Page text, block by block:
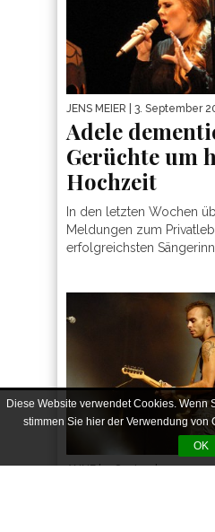
JENS MEIER | 3. September
Adele
Gerüchte um
Hochzeit
In den letzten Wochen
Meldungen zum
erfolgreichsten
ANNE| 1. September 2012
Diese Website verwendet Cookies.
stimmen Sie hier der Verwendung von
OK